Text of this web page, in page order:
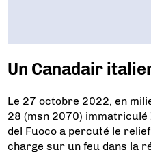
Un Canadair
Le 27 octobre 2022, en
28 (msn 2070) immatriculé
del Fuoco a percuté le
charge sur un feu dans la